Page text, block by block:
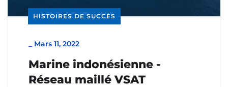
HISTOIRES DE SUCCÈS
Mars 11, 2022
Marine indonésienne -
Réseau maillé VSAT